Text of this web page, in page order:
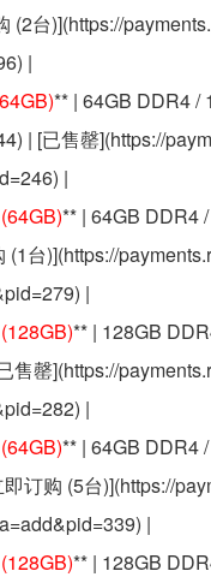
(2台)](https://
|
** | 64GB DDR4 /
| [已售罄](https://
|
** | 64GB DDR4
台)](https://
|
** | 128GB
罄](https://
|
** | 64GB DDR4
订购 (5台)](https://
|
** | 128GB